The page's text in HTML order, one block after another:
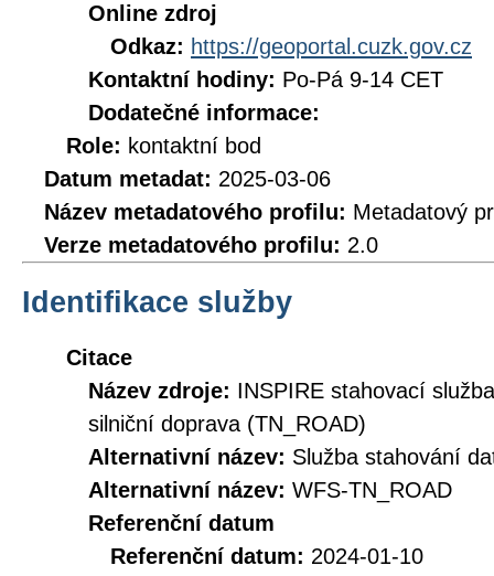
Online zdroj
Odkaz: https://geoportal.cuzk.gov.cz
Kontaktní hodiny: Po-Pá 9-14 CET
Dodatečné informace:
Role: kontaktní bod
Datum metadat: 2025-03-06
Název metadatového profilu: Metadatový
Verze metadatového profilu: 2.0
Identifikace služby
Citace
Název zdroje: INSPIRE stahovací
silniční doprava (TN_ROAD)
Alternativní název: Služba stahování
Alternativní název: WFS-TN_ROAD
Referenční datum
Referenční datum: 2024-01-10